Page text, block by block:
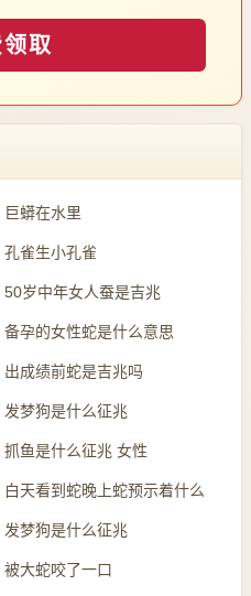
取
巨蟒在水里
孔雀生小孔雀
50岁中年女人蚕是吉兆
备孕的女性蛇是什么意思
出成绩前蛇是吉兆吗
发梦狗是什么征兆
抓鱼是什么征兆 女性
白天看到蛇晚上蛇预示着什么
发梦狗是什么征兆
被大蛇咬了一口